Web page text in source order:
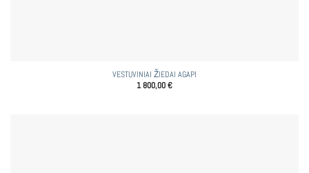
VESTUVINIAI ŽIEDAI AGAPI
1 800,00€